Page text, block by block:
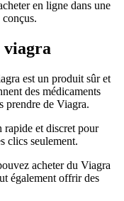
en ligne dans une
viagra
est un produit sûr et
des médicaments
prendre de Viagra.
et discret pour
clics seulement.
acheter du Viagra
également offrir des